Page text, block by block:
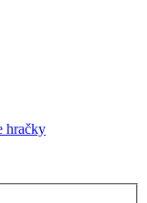
hračky